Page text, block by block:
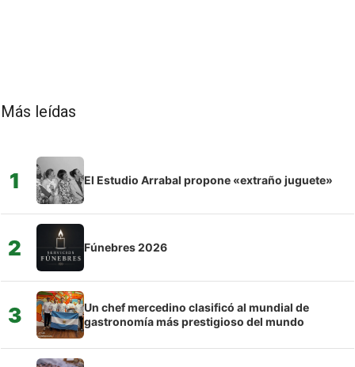
Más leídas
1 El Estudio Arrabal propone «extraño juguete»
2 Fúnebres 2026
3
Un chef mercedino clasificó al mundial de
gastronomía más prestigioso del mundo